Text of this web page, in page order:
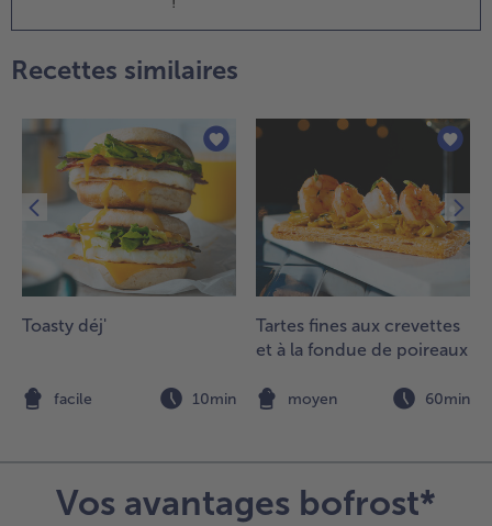
Recettes similaires
Toasty déj'
facile 10min
Tartes fines aux crevettes
et à la fondue de poireaux
moyen 60min
Vos avantages bofrost*